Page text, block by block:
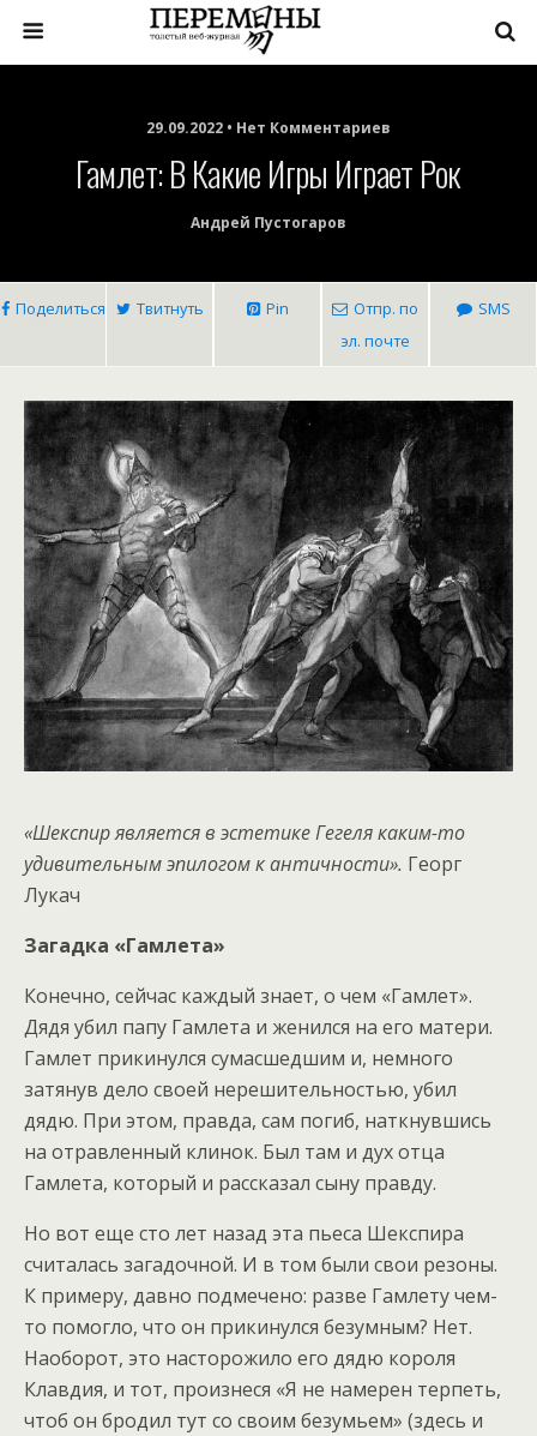
29.09.2022 • Нет Комментариев
Гамлет: В Какие Игры Играет Рок
Андрей Пустогаров
Поделиться Твитнуть Pin
Отпр. по
эл. почте
SMS
«Шекспир является в эстетике Гегеля каким-то
удивительным эпилогом к античности». Георг
Лукач
Загадка «Гамлета»
Конечно, сейчас каждый знает, о чем «Гамлет».
Дядя убил папу Гамлета и женился на его матери.
Гамлет прикинулся сумасшедшим и, немного
затянув дело своей нерешительностью, убил
дядю. При этом, правда, сам погиб, наткнувшись
на отравленный клинок. Был там и дух отца
Гамлета, который и рассказал сыну правду.
Но вот еще сто лет назад эта пьеса Шекспира
считалась загадочной. И в том были свои резоны.
К примеру, давно подмечено: разве Гамлету чем-
то помогло, что он прикинулся безумным? Нет.
Наоборот, это насторожило его дядю короля
Клавдия, и тот, произнеся «Я не намерен терпеть,
чтоб он бродил тут со своим безумьем» (здесь и